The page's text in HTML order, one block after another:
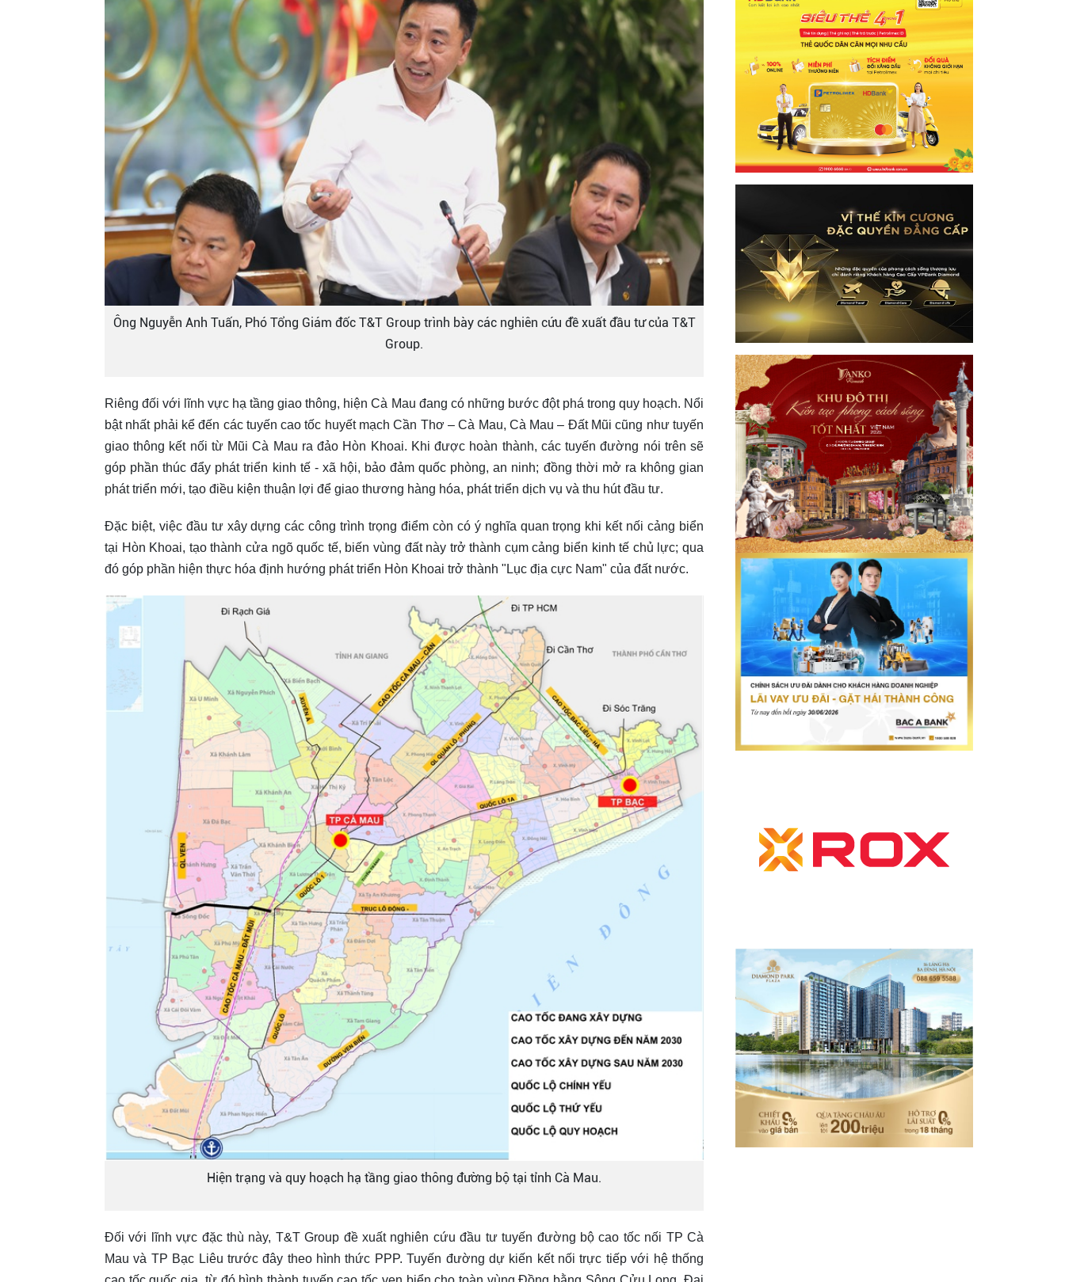
Ông Nguyễn Anh Tuấn, Phó Tổng Giám đốc T&T Group trình bày các nghiên cứu đề xuất đầu tư của T&T
Group.
Riêng đối với lĩnh vực hạ tầng giao thông, hiện Cà Mau đang có những bước đột phá trong quy hoạch. Nổi
bật nhất phải kể đến các tuyến cao tốc huyết mạch Cần Thơ – Cà Mau, Cà Mau – Đất Mũi cũng như tuyến
giao thông kết nối từ Mũi Cà Mau ra đảo Hòn Khoai. Khi được hoàn thành, các tuyến đường nói trên sẽ
góp phần thúc đẩy phát triển kinh tế - xã hội, bảo đảm quốc phòng, an ninh; đồng thời mở ra không gian
phát triển mới, tạo điều kiện thuận lợi để giao thương hàng hóa, phát triển dịch vụ và thu hút đầu tư.
Đặc biệt, việc đầu tư xây dựng các công trình trọng điểm còn có ý nghĩa quan trọng khi kết nối cảng biển
tại Hòn Khoai, tạo thành cửa ngõ quốc tế, biến vùng đất này trở thành cụm cảng biển kinh tế chủ lực; qua
đó góp phần hiện thực hóa định hướng phát triển Hòn Khoai trở thành "Lục địa cực Nam" của đất nước.
Hiện trạng và quy hoạch hạ tầng giao thông đường bộ tại tỉnh Cà Mau.
Đối với lĩnh vực đặc thù này, T&T Group đề xuất nghiên cứu đầu tư tuyến đường bộ cao tốc nối TP Cà
Mau và TP Bạc Liêu trước đây theo hình thức PPP. Tuyến đường dự kiến kết nối trực tiếp với hệ thống